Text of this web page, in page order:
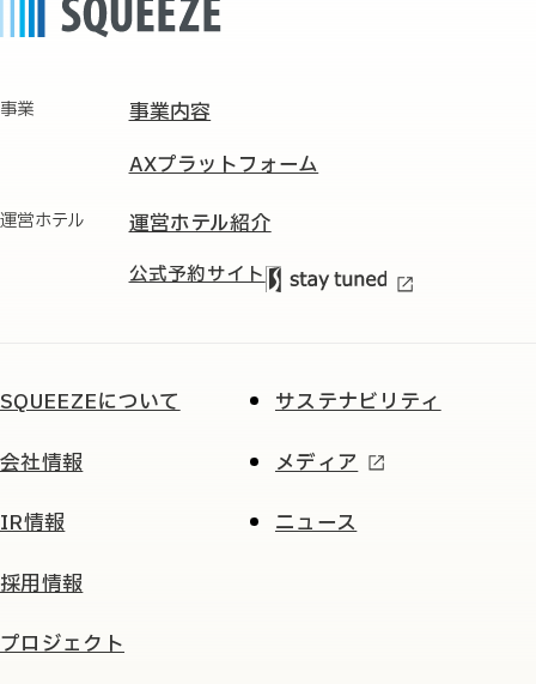
事業
事業内容
AXプラットフォーム
運営ホテル 運営ホテル紹介
公式予約サイト
SQUEEZEについて
会社情報
IR情報
採用情報
プロジェクト
サステナビリティ
メディア
ニュース